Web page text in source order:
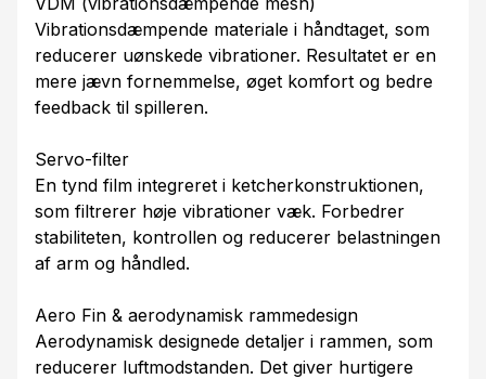
Vibrationsdæmpende materiale i håndtaget, som
reducerer uønskede vibrationer. Resultatet er en
mere jævn fornemmelse, øget komfort og bedre
feedback til spilleren.
Servo-filter
En tynd film integreret i ketcherkonstruktionen,
som filtrerer høje vibrationer væk. Forbedrer
stabiliteten, kontrollen og reducerer belastningen
af arm og håndled.
Aero Fin & aerodynamisk rammedesign
Aerodynamisk designede detaljer i rammen, som
reducerer luftmodstanden. Det giver hurtigere